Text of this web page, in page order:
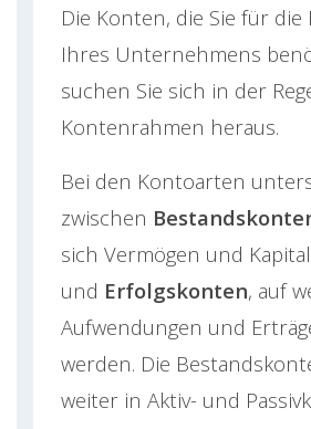
Die Konten, die Sie für
Ihres Unternehmens
suchen Sie sich in der
Kontenrahmen heraus.
Bei den Kontoarten
zwischen
sich Vermögen und
und Erfolgskonten, auf
Aufwendungen und
werden. Die
weiter in Aktiv- und